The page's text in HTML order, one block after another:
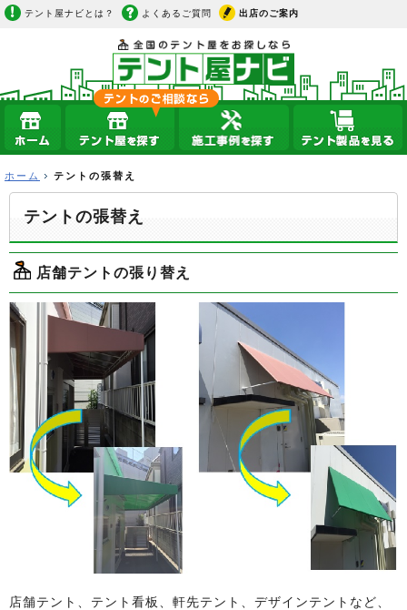
テント屋ナビとは？ よくあるご質問 出店のご案内
ホーム テントの張替え
テントの張替え
店舗テントの張り替え
店舗テント、テント看板、軒先テント、デザインテントなど、